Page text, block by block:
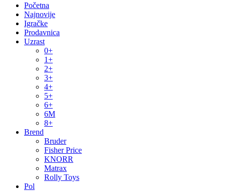
Početna
Najnovije
Igračke
Prodavnica
Uzrast
0+
1+
2+
3+
4+
5+
6+
6M
8+
Brend
Bruder
Fisher Price
KNORR
Matrax
Rolly Toys
Pol